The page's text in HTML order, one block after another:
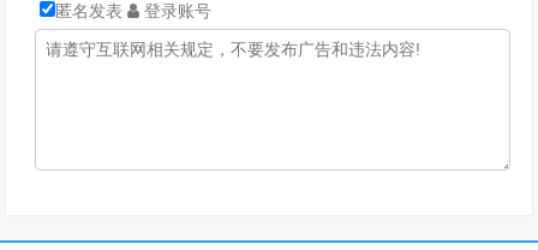
匿名发表 登录账号